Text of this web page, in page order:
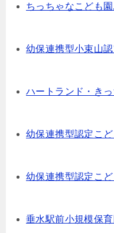
ちっちゃなこども
幼保連携型小束山
ハートランド・き
幼保連携型認定こ
幼保連携型認定こ
垂水駅前小規模保育